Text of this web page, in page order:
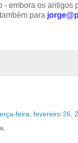
- embora os antigos
para
feira, fevereiro 26,